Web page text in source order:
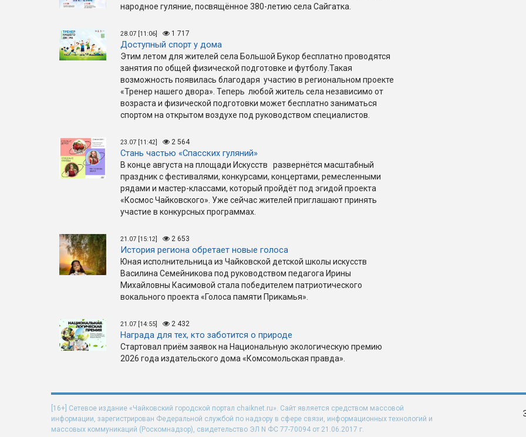
народное гуляние, посвящённое 380-летию села Сайгатка.
28.07 [11:06] 1 717
Доступный спорт у дома
Этим летом для жителей села Большой Букор бесплатно проводятся
занятия по общей физической подготовке и футболу.Такая
возможность появилась благодаря участию в региональном проекте
«Тренер нашего двора». Теперь любой житель села независимо от
возраста и физической подготовки может бесплатно заниматься
спортом на открытом воздухе под руководством специалистов.
23.07 [11:42] 2 564
Стань частью «Спасских гуляний»
В конце августа на площади Искусств развернётся масштабный
праздник с фестивалями, конкурсами, концертами, ремесленными
рядами и мастер-классами, который пройдёт под эгидой проекта
«Космос Чайковского». Уже сейчас жителей приглашают принять
участие в конкурсных программах.
21.07 [15:12] 2 653
История региона обретает новые голоса
Юная исполнительница из Чайковской детской школы искусств
Василина Семейникова под руководством педагога Ирины
Михайловны Касимовой стала победителем патриотического
вокального проекта «Голоса памяти Прикамья».
21.07 [14:55] 2 432
Награда для тех, кто заботится о природе
Стартовал приём заявок на Национальную экологическую премию
2026 года издательского дома «Комсомольская правда».
[16+] Сетевое издание «Чайковский городской портал chaiknet.ru». Сайт является средством массовой
информации, зарегистрирован Федеральной службой по надзору в сфере связи, информационных технологий и
массовых коммуникаций (Роскомнадзор), свидетельство ЭЛ N ФС 77-70094 от 21.06.2017 г.